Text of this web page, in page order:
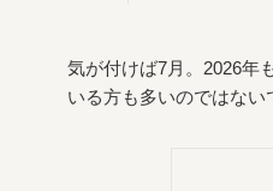
気が付けば7月。2026年
いる方も多いのではな